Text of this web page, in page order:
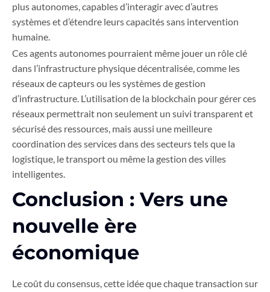
plus autonomes, capables d’interagir avec d’autres
systèmes et d’étendre leurs capacités sans intervention
humaine.
Ces agents autonomes pourraient même jouer un rôle clé
dans l’infrastructure physique décentralisée, comme les
réseaux de capteurs ou les systèmes de gestion
d’infrastructure. L’utilisation de la blockchain pour gérer ces
réseaux permettrait non seulement un suivi transparent et
sécurisé des ressources, mais aussi une meilleure
coordination des services dans des secteurs tels que la
logistique, le transport ou même la gestion des villes
intelligentes.
Conclusion : Vers une
nouvelle ère
économique
Le coût du consensus, cette idée que chaque transaction sur